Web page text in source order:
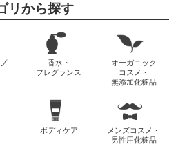
リから探す
香水・
フレグランス
オーガニック
コスメ・
無添加化粧品
ボディケア
メンズコスメ・
男性用化粧品